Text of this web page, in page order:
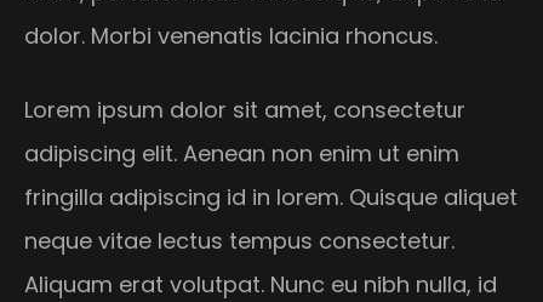
dolor. Morbi venenatis lacinia rhoncus.
Lorem ipsum dolor sit amet, consectetur
adipiscing elit. Aenean non enim ut enim
fringilla adipiscing id in lorem. Quisque aliquet
neque vitae lectus tempus consectetur.
Aliquam erat volutpat. Nunc eu nibh nulla, id